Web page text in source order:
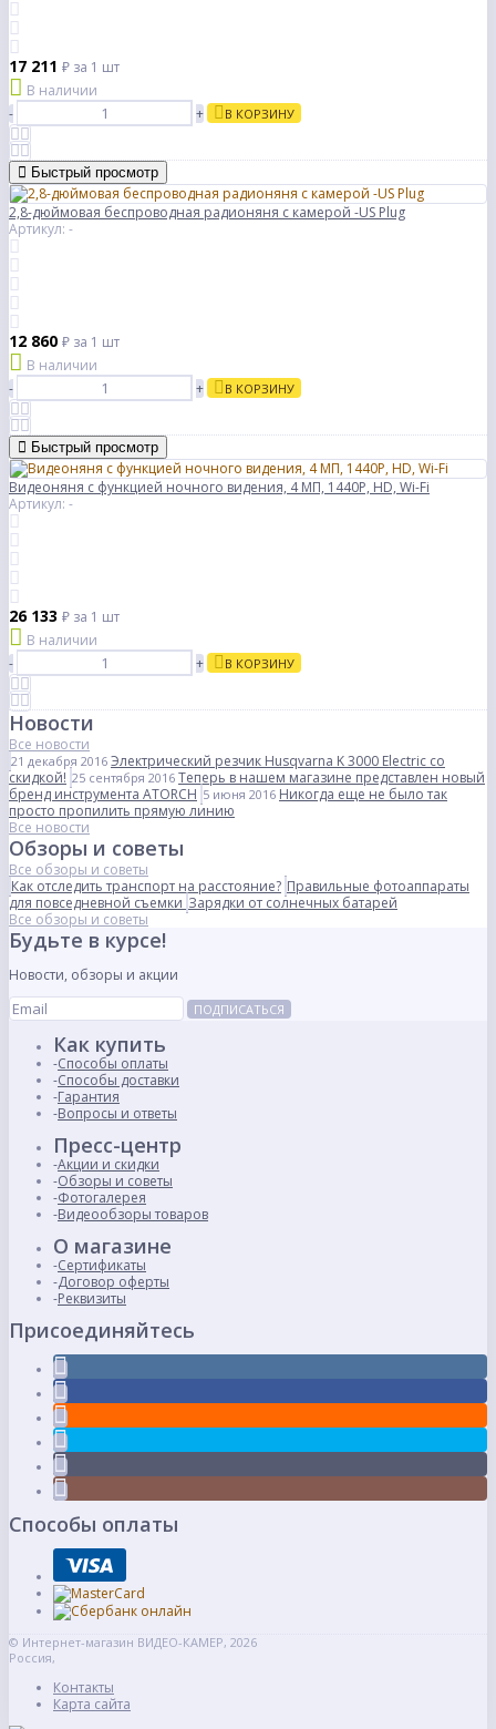
17 211 ₽ за 1 шт
В наличии
-
+ В КОРЗИНУ
Быстрый просмотр
2,8-дюймовая беспроводная радионяня с камерой -US Plug
Артикул: -
12 860 ₽ за 1 шт
В наличии
-
+ В КОРЗИНУ
Быстрый просмотр
Видеоняня с функцией ночного видения, 4 МП, 1440P, HD, Wi-Fi
Артикул: -
26 133 ₽ за 1 шт
В наличии
-
+ В КОРЗИНУ
Новости
Все новости
21 декабря 2016 Электрический резчик Husqvarna K 3000 Electric со
скидкой! 25 сентября 2016 Теперь в нашем магазине представлен новый
бренд инструмента ATORCH 5 июня 2016 Никогда еще не было так
просто пропилить прямую линию
Все новости
Обзоры и советы
Все обзоры и советы
Как отследить транспорт на расстояние? Правильные фотоаппараты
для повседневной съемки Зарядки от солнечных батарей
Все обзоры и советы
Будьте в курсе!
Новости, обзоры и акции
ПОДПИСАТЬСЯ
Как купить
Способы оплаты
Способы доставки
Гарантия
Вопросы и ответы
Пресс-центр
Акции и скидки
Обзоры и советы
Фотогалерея
Видеообзоры товаров
О магазине
Сертификаты
Договор оферты
Реквизиты
Присоединяйтесь
Способы оплаты
© Интернет-магазин ВИДЕО-КАМЕР, 2026
Россия,
Контакты
Карта сайта